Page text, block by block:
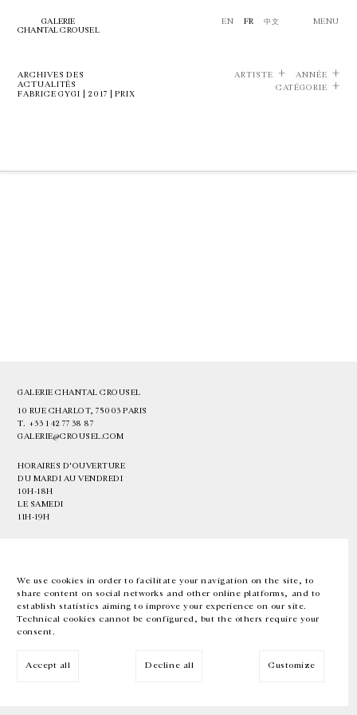
We use cookies in order to facilitate your navigation on the site, to
share content on social networks and other online platforms, and to
establish statistics aiming to improve your experience on our site.
Technical cookies cannot be configured, but the others require your
consent.
Accept all Decline all Customize
GALERIE
CHANTAL CROUSEL
EN FR 中文 MENU
ARCHIVES DES
ACTUALITÉS
FABRICE GYGI | 2017 | PRIX
ARTISTE
ANNÉE
CATÉGORIE
GALERIE CHANTAL CROUSEL
10 RUE CHARLOT, 75003 PARIS
T. +33 1 42 77 38 87
GALERIE@CROUSEL.COM
HORAIRES D'OUVERTURE
DU MARDI AU VENDREDI
10H-18H
LE SAMEDI
11H-19H
EN FR 中文 Facebook Instagram
Inscrivez-vous à notre newsletter